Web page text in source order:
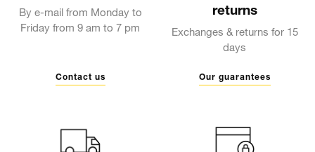
By e-mail from Monday to
Friday from 9 am to 7 pm
Contact us
returns
Exchanges & returns for 15
days
Our guarantees